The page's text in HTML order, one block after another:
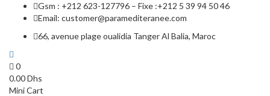
Gsm : +212 623-127796 – Fixe :+212 5 39 94 50 46
Email: customer@paramediteranee.com
66, avenue plage oualidia Tanger Al Balia, Maroc
0
0.00Dhs
Mini Cart